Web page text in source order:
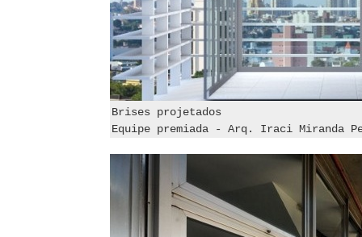
Brises projetados
Equipe premiada - Arq. Iraci Miranda